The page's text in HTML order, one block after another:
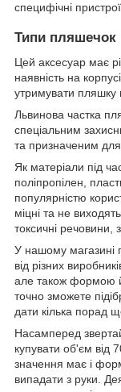
специфічні пристрої.
Типи пляшечок
Цей аксесуар має
наявність на
утримувати пляшку
Львинова частка
спеціальним
та призначеним
Як матеріали під
поліпропілен,
популярністю
міцні та не
токсичні речовини,
У нашому магазині
від різних
але також формою
точно зможете
дати кілька порад
Насамперед
купувати об'єм від
значення має і
випадати з руки.